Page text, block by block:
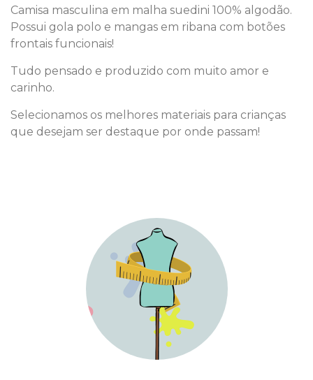
Camisa masculina em malha suedini 100% algodão.
Possui gola polo e mangas em ribana com botões
frontais funcionais!
Tudo pensado e produzido com muito amor e
carinho.
Selecionamos os melhores materiais para crianças
que desejam ser destaque por onde passam!